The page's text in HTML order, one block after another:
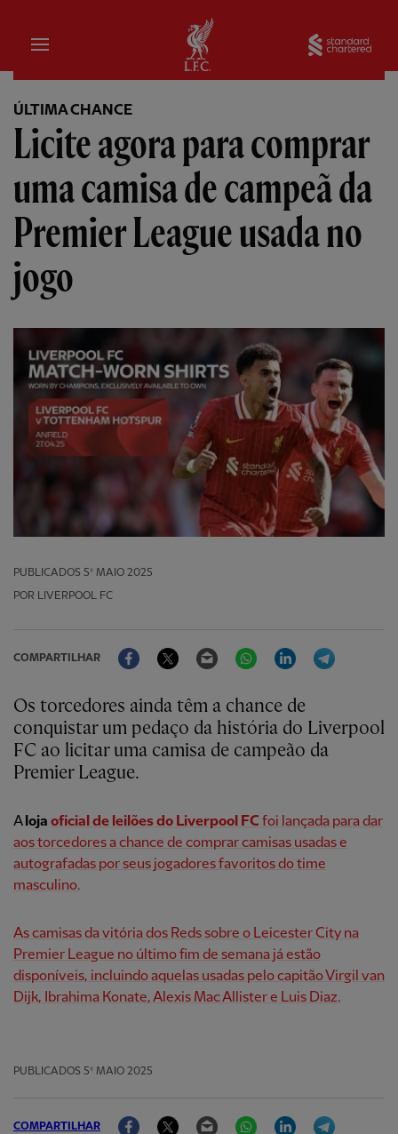
Inicial
ÚLTIMA CHANCE
Licite agora para comprar
uma camisa de campeã da
Premier League usada no
jogo
PUBLICADOS 5º MAIO 2025
POR LIVERPOOL FC
COMPARTILHAR
FacebookTwitter Email WhatsAppLinkedIn
Os torcedores ainda têm a chance de
conquistar um pedaço da história do Liverpool
FC ao licitar uma camisa de campeão da
Premier League.
A loja oficial de leilões do Liverpool FC foi lançada para dar
aos torcedores a chance de comprar camisas usadas e
autografadas por seus jogadores favoritos do time
masculino.
As camisas da vitória dos Reds sobre o Leicester City na
Premier League no último fim de semana já estão
disponíveis, incluindo aquelas usadas pelo capitão Virgil van
Dijk, Ibrahima Konate, Alexis Mac Allister e Luis Diaz.
PUBLICADOS 5º MAIO 2025
COMPARTILHAR
FacebookTwitter Email WhatsAppLinkedIn